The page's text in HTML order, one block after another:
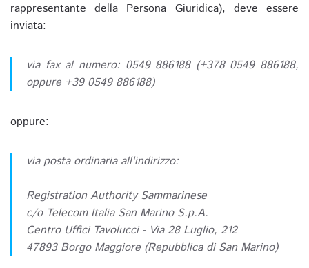
rappresentante della Persona Giuridica), deve essere
inviata:
via fax al numero: 0549 886188 (+378 0549 886188,
oppure +39 0549 886188)
oppure:
via posta ordinaria all'indirizzo:
Registration Authority Sammarinese
c/o Telecom Italia San Marino S.p.A.
Centro Uffici Tavolucci - Via 28 Luglio, 212
47893 Borgo Maggiore (Repubblica di San Marino)